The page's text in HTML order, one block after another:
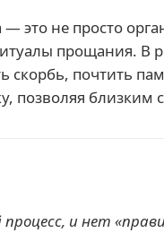
это не просто
прощания. В
скорбь, почтить
позволяя
и нет